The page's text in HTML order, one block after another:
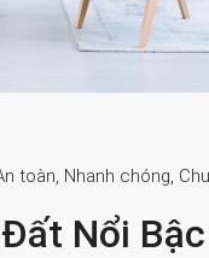
toàn, Nhanh chóng,
Nổi Bậc